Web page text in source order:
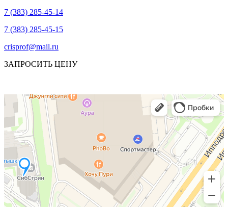
7 (383) 285-45-14
7 (383) 285-45-15
crisprof@mail.ru
ЗАПРОСИТЬ ЦЕНУ